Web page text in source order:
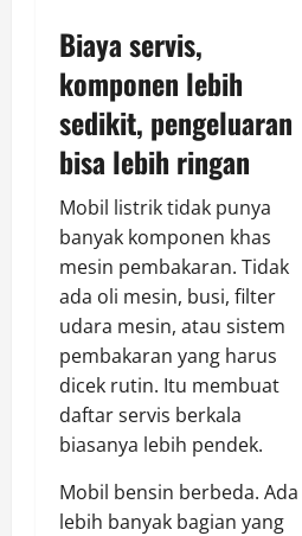
Biaya servis,
komponen lebih
sedikit, pengeluaran
bisa lebih ringan
Mobil listrik tidak punya
banyak komponen khas
mesin pembakaran. Tidak
ada oli mesin, busi, filter
udara mesin, atau sistem
pembakaran yang harus
dicek rutin. Itu membuat
daftar servis berkala
biasanya lebih pendek.
Mobil bensin berbeda. Ada
lebih banyak bagian yang